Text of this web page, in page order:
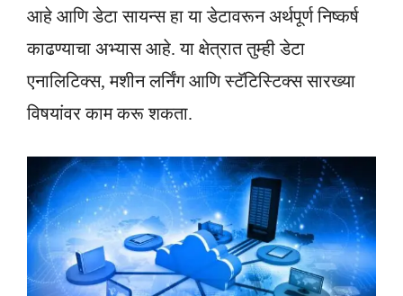
आहे आणि डेटा सायन्स हा या डेटावरून अर्थपूर्ण निष्कर्ष
काढण्याचा अभ्यास आहे. या क्षेत्रात तुम्ही डेटा
एनालिटिक्स, मशीन लर्निंग आणि स्टॅटिस्टिक्स सारख्या
विषयांवर काम करू शकता.